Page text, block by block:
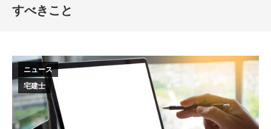
すべきこと
ニュース
宅建士